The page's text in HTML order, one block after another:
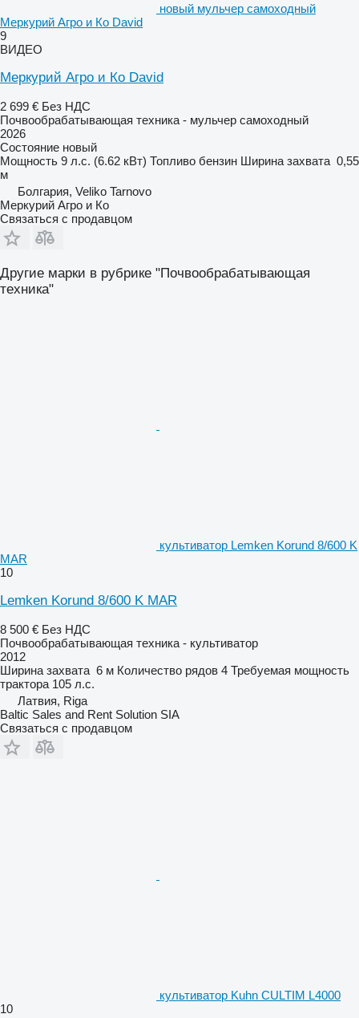
новый мульчер самоходный
Меркурий Агро и Ко David
9
ВИДЕО
Меркурий Агро и Ко David
2 699 € Без НДС
Почвообрабатывающая техника - мульчер самоходный
2026
Состояние новый
Мощность 9 л.с. (6.62 кВт) Топливо бензин Ширина захвата 0,55
м
Болгария, Veliko Tarnovo
Меркурий Агро и Ко
Связаться с продавцом
Другие марки в рубрике "Почвообрабатывающая
техника"
культиватор Lemken Korund 8/600 K
MAR
10
Lemken Korund 8/600 K MAR
8 500 € Без НДС
Почвообрабатывающая техника - культиватор
2012
Ширина захвата 6 м Количество рядов 4 Требуемая мощность
трактора 105 л.с.
Латвия, Riga
Baltic Sales and Rent Solution SIA
Связаться с продавцом
культиватор Kuhn CULTIM L4000
10